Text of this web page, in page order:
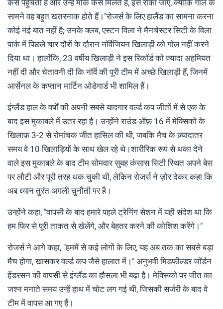
कैसे पहुँचती है और उन्हें मौके कैसे मिलते हैं, इसे रोका जाए, क्योंकि गोल के
सामने वह बहुत खतरनाक होते हैं।"रोजर्स के लिए हालैंड का सामना करना
कोई नई बात नहीं है; उनके क्लब, एस्टन विला ने मैनचेस्टर सिटी के विला
पार्क में पिछले चार दौरों के दौरान नॉर्वेजियन खिलाड़ी को गोल नहीं करने
दिया था। हालाँकि, 23 वर्षीय खिलाड़ी ने इस रिकॉर्ड को ज़्यादा अहमियत
नहीं दी और चेतावनी दी कि नॉर्वे की पूरी टीम में अच्छे खिलाड़ी हैं, जिनमें
आर्सेनल के कप्तान मार्टिन ओडेगार्ड भी शामिल हैं।
इंग्लैंड हाल के वर्षों की अपनी सबसे यादगार वर्ल्ड कप जीतों में से एक के
बाद इस मुकाबले में उतर रहा है। उन्होंने राउंड ऑफ़ 16 में मेक्सिको के
खिलाफ़ 3-2 से रोमांचक जीत हासिल की थी, जबकि मैच के ज़्यादातर
समय वे 10 खिलाड़ियों के साथ खेल रहे थे।शारीरिक रूप से थका देने
वाले इस मुकाबले के बाद टीम सोमवार सुबह कंसास सिटी स्थित अपने बेस
पर लौटी और पूरी तरह थक चुकी थी, लेकिन रोजर्स ने ज़ोर देकर कहा कि
अब ध्यान तुरंत अगली चुनौती पर है।
उन्होंने कहा, "वापसी के बाद हमारे पहले ट्रेनिंग सेशन में यही संदेश था कि
हम फिर से पूरी ताकत से खेलेंगे, और बेहतर करने की कोशिश करेंगे।"
रोजर्स ने आगे कहा, "हममें से कई लोगों के लिए, यह अब तक का सबसे बड़ा
मैच होगा, खासकर वर्ल्ड कप जैसे हालात में।" अनुभवी मिडफील्डर जॉर्डन
हेंडरसन की वापसी से इंग्लैंड का हौसला भी बढ़ा है। मेक्सिको पर जीत का
जश्न मनाते समय उन्हें हाथ में चोट लग गई थी, जिसकी सर्जरी के बाद वे
टीम में वापस आ गए हैं।